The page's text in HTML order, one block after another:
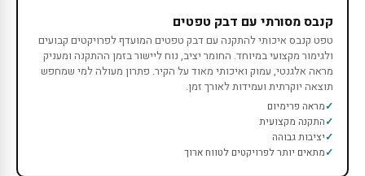
קנבס מסורתי עם דבק טפטים
טפט קנבס איכותי להתקנה עם דבק טפטים המועדף לפרויקטים קבועים
ולגימור מקצועי במיוחד. החומר יציב, נוח ליישור בזמן ההתקנה ומעניק
מראה אלגנטי, עמוק ואיכותי מאוד על הקיר. פתרון מעולה למי שמחפש
תוצאה יוקרתית ועמידות לאורך זמן.
מראה פרימיום
התקנה מקצועית
יציבות גבוהה
מתאים יותר לפרויקטים לטווח ארוך